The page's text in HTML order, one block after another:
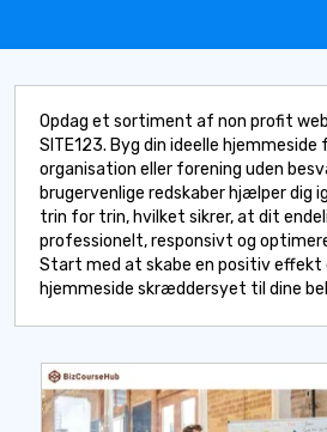
Opdag et sortiment af non profit
SITE123. Byg din ideelle hjemmeside
organisation eller forening uden
brugervenlige redskaber hjælper dig
trin for trin, hvilket sikrer, at dit
professionelt, responsivt og
Start med at skabe en positiv effekt
hjemmeside skræddersyet til dine